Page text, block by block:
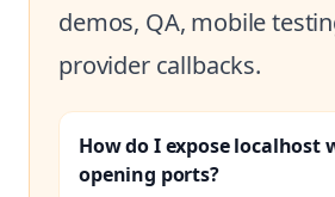
demos, QA, mobile
provider callbacks.
How do I expose localhost
opening ports?